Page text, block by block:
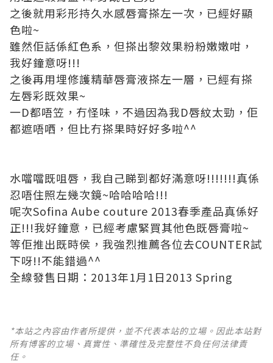
之後就用彩形持久水感唇膏搽左一次，已經好顯
色啦~
雖然佢話係紅色系，但搽出黎效果粉粉嫩嫩咁，
我好鐘意呀!!!
之後再用埋修護精華唇膏液搽左一層，已經有搽
左唇彩既效果~
一D都唔笠，冇怪味，不過因為我D唇紋太勁，佢
都遮唔哂，但比冇搽果時好好多啦^^
水噹噹既咀唇，我自己睇到都好滿意呀!!!!!!!真係
忍唔住照左幾次鏡~哈哈哈哈!!!
呢次Sofina Aube couture 2013春季產品真係好
正!!!我好鐘意，已經考慮緊買其他色既唇膏啦~
等佢推出既時侯，我強烈推薦各位去COUNTER試
下呀!!不能錯過^^
全線發售日期：2013年1月1日2013 Spring
*本站之內容由作者所提供，並不代表本站的立場。因此本站對
所有博客的立場、真實性、準確性及完整性不負任何法律責
任。